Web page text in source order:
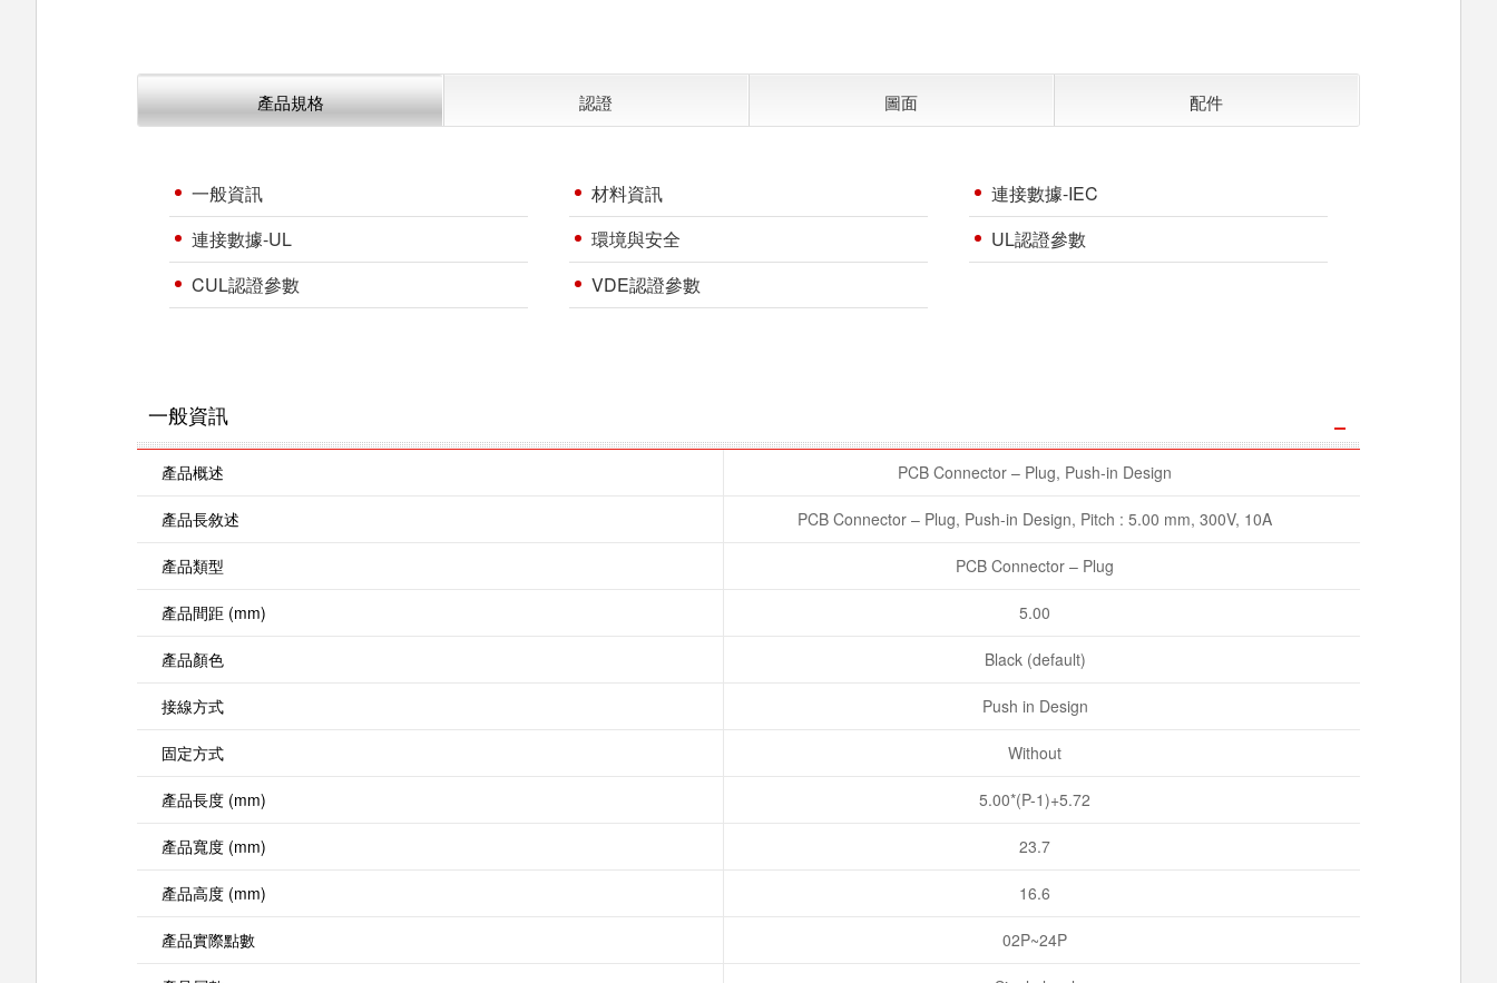
產品規格 認證 圖面 配件
一般資訊 材料資訊
連接數據-IEC
連接數據-UL
環境與安全
UL認證參數
CUL認證參數
VDE認證參數
一般資訊
產品概述 PCB Connector – Plug, Push-in Design
產品長敘述 PCB Connector – Plug, Push-in Design, Pitch : 5.00 mm, 300V, 10A
產品類型 PCB Connector – Plug
產品間距 (mm) 5.00
產品顏色 Black (default)
接線方式 Push in Design
固定方式 Without
產品長度 (mm) 5.00*(P-1)+5.72
產品寬度 (mm) 23.7
產品高度 (mm) 16.6
產品實際點數 02P~24P